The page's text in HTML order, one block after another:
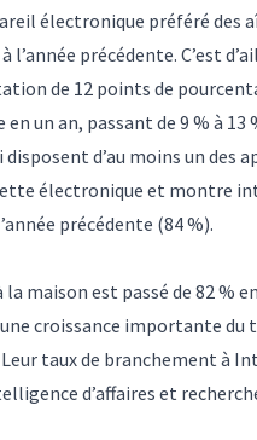
électronique préféré
précédente. C’est
de 12 points de
un an, passant de 9 % à 13
d’au moins un des
électronique et montre
précédente (84 %).
maison est passé de 82 %
croissance importante
taux de branchement à
d’affaires et